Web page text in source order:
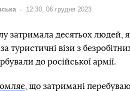
Дата:
12:30, 06 грудня 2023
затримала десятьох людей,
туристичні візи з
до російської армії.
, що затримані